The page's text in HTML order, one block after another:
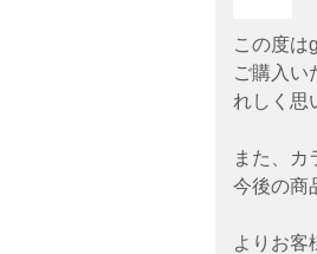
この度は
ご購入い
れしく思
また、カ
今後の商
よりお客